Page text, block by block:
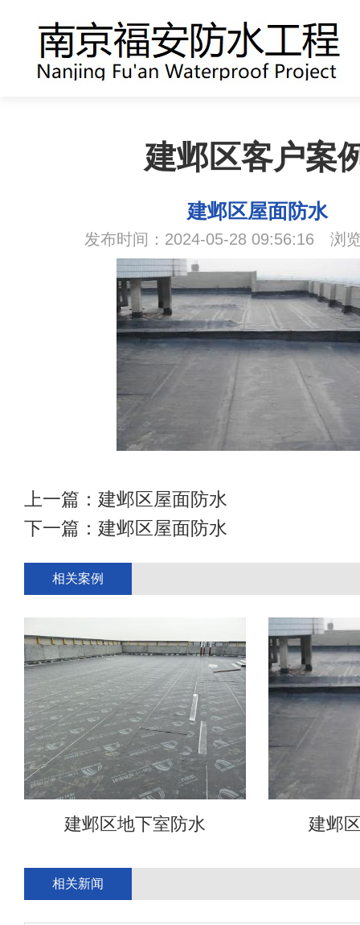
建邺区客户案
建邺区屋面防水
发布时间：2024-05-28 09:56:16 浏
上一篇： 建邺区屋面防水
下一篇： 建邺区屋面防水
相关案例
建邺区地下室防水 建邺
相关新闻